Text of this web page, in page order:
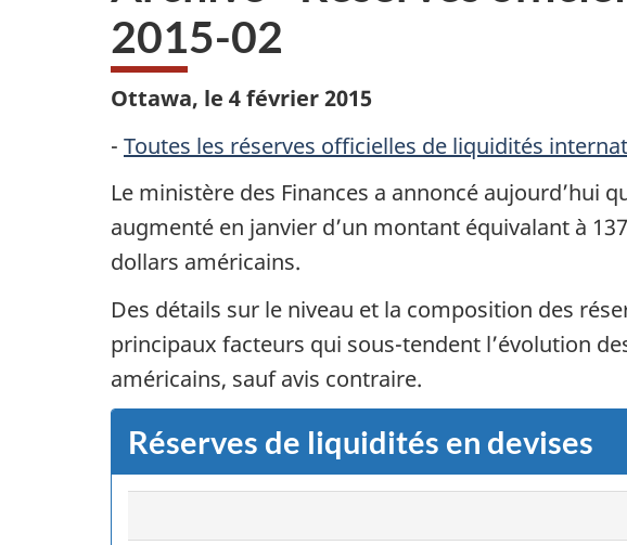
2015-02
Ottawa, le 4 février 2015
- Toutes les réserves officielles de liquidités
Le ministère des Finances a annoncé aujourd’hui
augmenté en janvier d’un montant équivalant à
dollars américains.
Des détails sur le niveau et la composition des
principaux facteurs qui sous-tendent l’évolution
américains, sauf avis contraire.
Réserves de liquidités en devises